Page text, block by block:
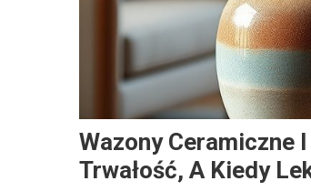
Wazony Ceramiczne
Trwałość, A Kiedy